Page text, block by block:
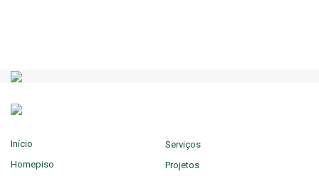
Início
Homepiso
Serviços
Projetos